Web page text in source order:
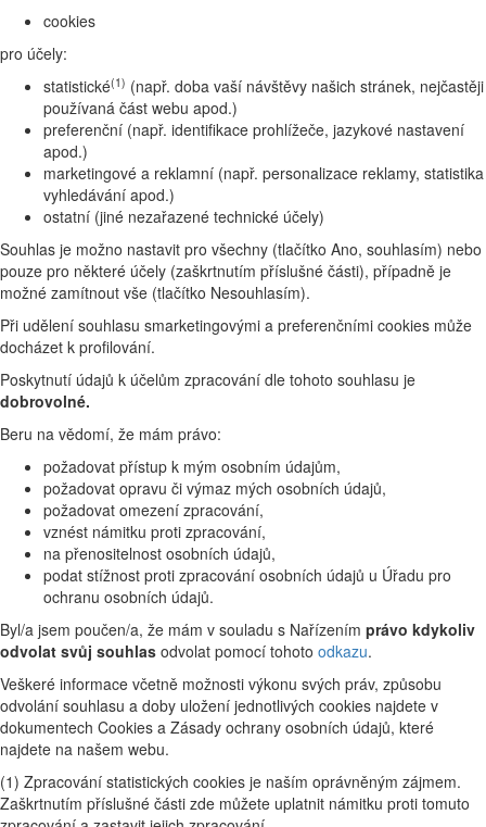
cookies
pro účely:
statistické(1) (např. doba vaší návštěvy našich stránek, nejčastěji
používaná část webu apod.)
preferenční (např. identifikace prohlížeče, jazykové nastavení
apod.)
marketingové a reklamní (např. personalizace reklamy, statistika
vyhledávání apod.)
ostatní (jiné nezařazené technické účely)
Souhlas je možno nastavit pro všechny (tlačítko Ano, souhlasím) nebo
pouze pro některé účely (zaškrtnutím příslušné části), případně je
možné zamítnout vše (tlačítko Nesouhlasím).
Při udělení souhlasu smarketingovými a preferenčními cookies může
docházet k profilování.
Poskytnutí údajů k účelům zpracování dle tohoto souhlasu je
dobrovolné.
Beru na vědomí, že mám právo:
požadovat přístup k mým osobním údajům,
požadovat opravu či výmaz mých osobních údajů,
požadovat omezení zpracování,
vznést námitku proti zpracování,
na přenositelnost osobních údajů,
podat stížnost proti zpracování osobních údajů u Úřadu pro
ochranu osobních údajů.
Byl/a jsem poučen/a, že mám v souladu s Nařízením právo kdykoliv
odvolat svůj souhlas odvolat pomocí tohoto odkazu.
Veškeré informace včetně možnosti výkonu svých práv, způsobu
odvolání souhlasu a doby uložení jednotlivých cookies najdete v
dokumentech Cookies a Zásady ochrany osobních údajů, které
najdete na našem webu.
(1) Zpracování statistických cookies je naším oprávněným zájmem.
Zaškrtnutím příslušné části zde můžete uplatnit námitku proti tomuto